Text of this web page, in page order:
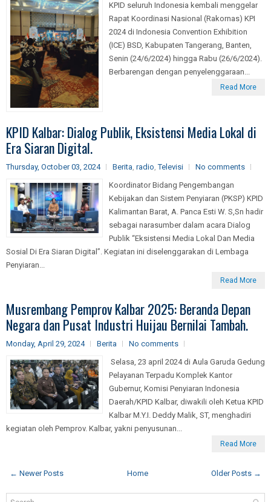
KPID seluruh Indonesia kembali menggelar
Rapat Koordinasi Nasional (Rakornas) KPI
2024 di Indonesia Convention Exhibition
(ICE) BSD, Kabupaten Tangerang, Banten,
Senin (24/6/2024) hingga Rabu (26/6/2024).
Berbarengan dengan penyelenggaraan...
Read More
KPID Kalbar: Dialog Publik, Eksistensi Media Lokal di
Era Siaran Digital.
Thursday, October 03, 2024 Berita radio ,Televisi
No comments
Koordinator Bidang Pengembangan
Kebijakan dan Sistem Penyiaran (PKSP) KPID
Kalimantan Barat, A. Panca Esti W. S,Sn hadir
sebagai narasumber dalam acara Dialog
Publik “Eksistensi Media Lokal Dan Media
Sosial Di Era Siaran Digital”. Kegiatan ini diselenggarakan di Lembaga
Penyiaran...
Read More
Musrembang Pemprov Kalbar 2025: Beranda Depan
Negara dan Pusat Industri Huijau Bernilai Tambah.
Monday, April 29, 2024 Berita
No comments
Selasa, 23 april 2024 di Aula Garuda Gedung
Pelayanan Terpadu Komplek Kantor
Gubernur, Komisi Penyiaran Indonesia
Daerah/KPID Kalbar, diwakili oleh Ketua KPID
Kalbar M.Y.I. Deddy Malik, ST, menghadiri
kegiatan oleh Pemprov. Kalbar, yakni penyusunan...
Read More
← Newer Posts Older Posts →
Home